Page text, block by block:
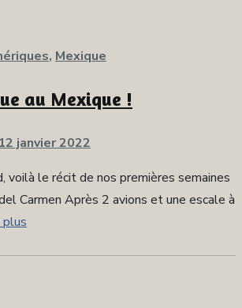
, Mexique
au Mexique !
12 janvier 2022
voilà le récit de nos premières semaines
Carmen Après 2 avions et une escale à
plus